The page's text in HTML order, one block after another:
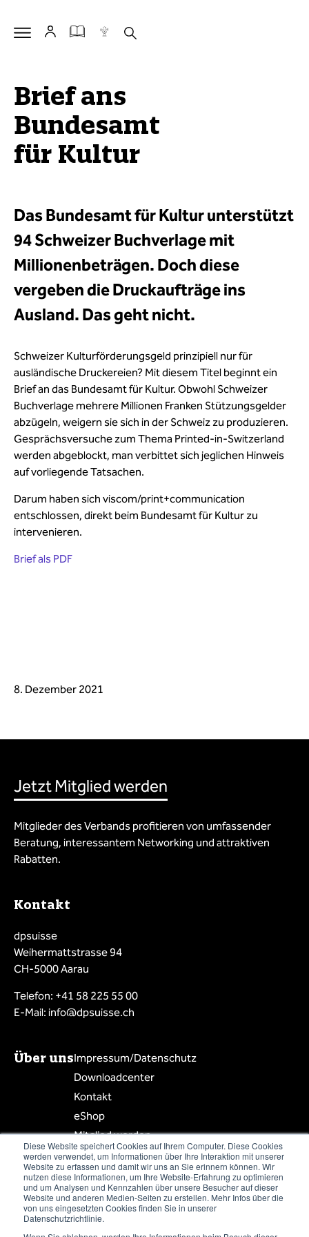
Diese Website speichert Cookies auf Ihrem Computer. Diese Cookies
werden verwendet, um Informationen über Ihre Interaktion mit unserer
Website zu erfassen und damit wir uns an Sie erinnern können. Wir
nutzen diese Informationen, um Ihre Website-Erfahrung zu optimieren
und um Analysen und Kennzahlen über unsere Besucher auf dieser
Website und anderen Medien-Seiten zu erstellen. Mehr Infos über die
von uns eingesetzten Cookies finden Sie in unserer
Datenschutzrichtlinie.
Brief ans
Bundesamt
für Kultur
Das Bundesamt für Kultur unterstützt
94 Schweizer Buchverlage mit
Millionenbeträgen. Doch diese
vergeben die Druckaufträge ins
Ausland. Das geht nicht.
Schweizer Kulturförderungsgeld prinzipiell nur für
ausländische Druckereien? Mit diesem Titel beginnt ein
Brief an das Bundesamt für Kultur. Obwohl Schweizer
Buchverlage mehrere Millionen Franken Stützungsgelder
abzügeln, weigern sie sich in der Schweiz zu produzieren.
Gesprächsversuche zum Thema Printed-in-Switzerland
werden abgeblockt, man verbittet sich jeglichen Hinweis
auf vorliegende Tatsachen.
Darum haben sich viscom/print+communication
entschlossen, direkt beim Bundesamt für Kultur zu
intervenieren.
Brief als PDF
8. Dezember 2021
Jetzt Mitglied werden
Mitglieder des Verbands profitieren von umfassender
Beratung, interessantem Networking und attraktiven
Rabatten.
Kontakt
dpsuisse
Weihermattstrasse 94
CH-5000 Aarau
Telefon: +41 58 225 55 00
E-Mail: info@dpsuisse.ch
Über unsImpressum/Datenschutz
Downloadcenter
Kontakt
eShop
Mitglied werden
Mitgliederbereich
Mitgliederliste